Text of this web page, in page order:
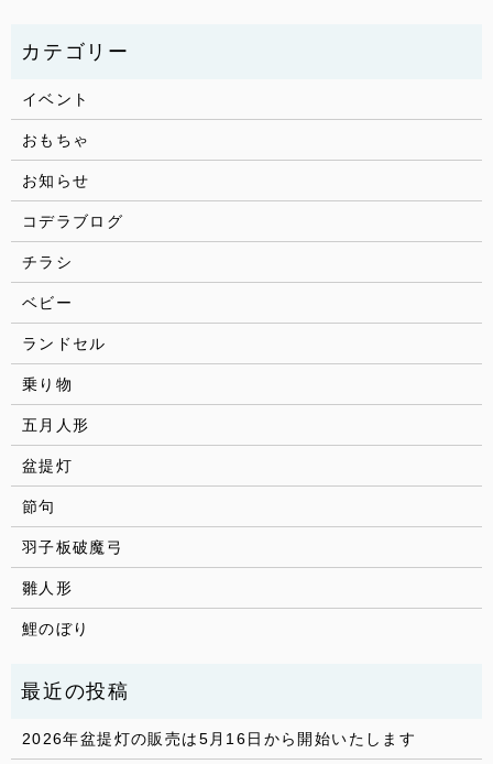
イベント
おもちゃ
お知らせ
コデラブログ
チラシ
ベビー
ランドセル
乗り物
五月人形
盆提灯
節句
羽子板破魔弓
雛人形
鯉のぼり
2026年盆提灯の販売は5月16日から開始いたします